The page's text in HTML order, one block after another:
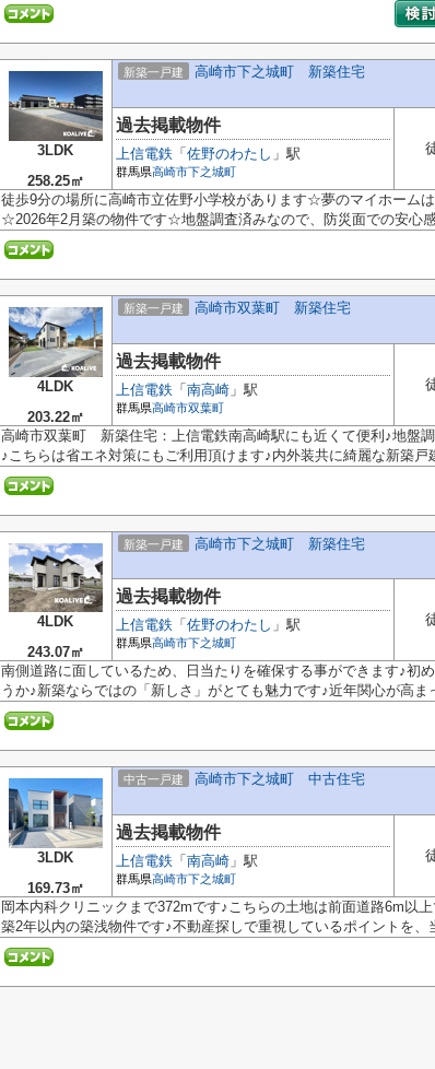
3LDK
258.25㎡
新築一戸建 高崎市下之城町 新築住宅
過去掲載物件
上信電鉄 「 佐野のわたし 」駅
群馬県高崎市下之城町
徒歩9分の場所に高崎市立佐野小学校があります☆夢のマイホーム
☆2026年2月築の物件です☆地盤調査済みなので、防災面での安心
4LDK
203.22㎡
新築一戸建 高崎市双葉町 新築住宅
過去掲載物件
上信電鉄 「 南高崎 」駅
群馬県高崎市双葉町
高崎市双葉町 新築住宅：上信電鉄南高崎駅にも近くて便利♪地盤
♪こちらは省エネ対策にもご利用頂けます♪内外装共に綺麗な新築戸
4LDK
243.07㎡
新築一戸建 高崎市下之城町 新築住宅
過去掲載物件
上信電鉄 「 佐野のわたし 」駅
群馬県高崎市下之城町
南側道路に面しているため、日当たりを確保する事ができます♪初
うか♪新築ならではの「新しさ」がとても魅力です♪近年関心が高ま
3LDK
169.73㎡
中古一戸建 高崎市下之城町 中古住宅
過去掲載物件
上信電鉄 「 南高崎 」駅
群馬県高崎市下之城町
岡本内科クリニックまで372mです♪こちらの土地は前面道路6m以
築2年以内の築浅物件です♪不動産探しで重視しているポイントを、